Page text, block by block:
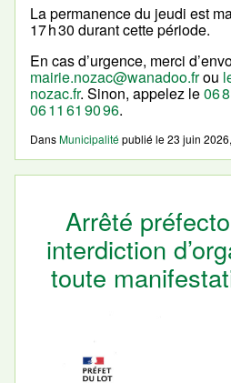
La permanence du jeudi est
17 h 30 durant cette période.
En cas d’urgence, merci
mairie.nozac@wanadoo.frou
nozac.fr. Sinon, appelez le06
06 11 61 90 96.
DansMunicipalitépublié le23 juin
Arrêté
interdiction
toute